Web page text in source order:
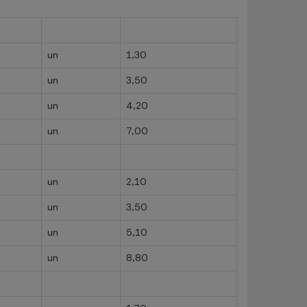
un
1,30
un
3,50
un
4,20
un
7,00
un
2,10
un
3,50
un
5,10
un
8,80